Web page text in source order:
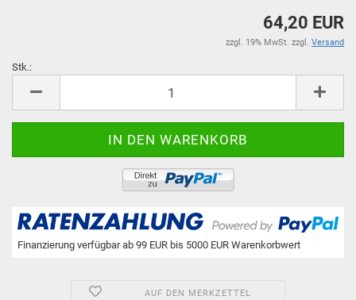
64,20 EUR
zzgl. 19% MwSt. zzgl. Versand
Stk.:
Finanzierung verfügbar ab 99 EUR bis 5000 EUR Warenkorbwert
AUF DEN MERKZETTEL